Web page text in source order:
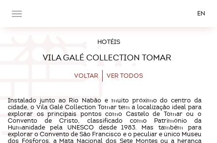
EN
HOTÉIS
VILA GALÉ COLLECTION TOMAR
VOLTAR VER TODOS
Instalado junto ao Rio Nabão e muito próximo do centro da
cidade, o Vila Galé Collection Tomar tem a localização ideal para
explorar os principais pontos como Castelo de Tomar ou o
Convento de Cristo, classificado como Património da
Humanidade pela UNESCO desde 1983. Mas também para
explorar o Convento de São Francisco e o peculiar e único Museu
dos Fósforos, a Mata Nacional dos Sete Montes ou a herança